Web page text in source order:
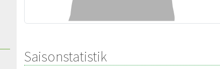
Saisonstatistik